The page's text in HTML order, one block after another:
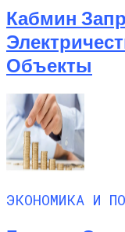
Кабмин
Объекты
ЭКОНОМИКА И